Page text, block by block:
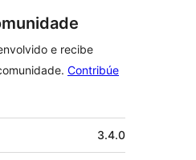
e recibe
Contribúe
3.4.0